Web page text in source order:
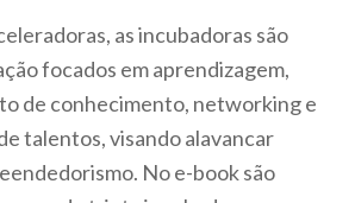
as incubadoras são
focados em aprendizagem,
de conhecimento, networking e
talentos, visando alavancar
No e-book são